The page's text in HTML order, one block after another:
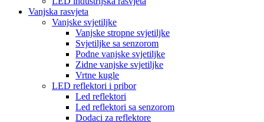
Vanjska rasvjeta
Vanjske svjetiljke
Vanjske stropne svjetiljke
Svjetiljke sa senzorom
Podne vanjske svjetiljke
Zidne vanjske svjetiljke
Vrtne kugle
LED reflektori i pribor
Led reflektori
Led reflektori sa senzorom
Dodaci za reflektore